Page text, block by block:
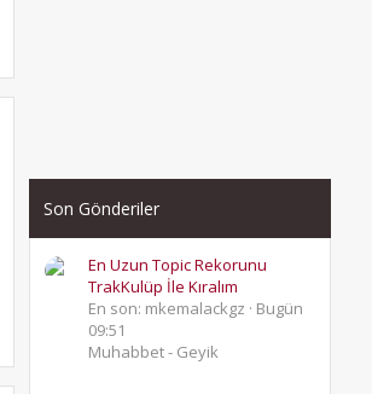
Son Gönderiler
En Uzun Topic Rekorunu
TrakKulüp İle Kıralım
En son: mkemalackgz
Bugün
09:51
Muhabbet - Geyik